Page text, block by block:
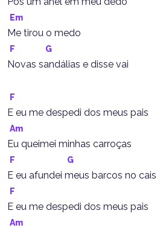
Em
Me tirou o medo
F G
Novas sandálias e disse vai
F
E eu me despedi dos meus pais
Am
Eu queimei minhas carroças
F G
E eu afundei meus barcos no cais
F
E eu me despedi dos meus pais
Am